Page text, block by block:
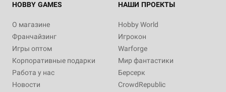
HOBBY GAMES
О магазине
Франчайзинг
Игры оптом
Корпоративные подарки
Работа у нас
Новости
НАШИ ПРОЕКТЫ
Hobby World
Игрокон
Warforge
Мир фантастики
Берсерк
CrowdRepublic